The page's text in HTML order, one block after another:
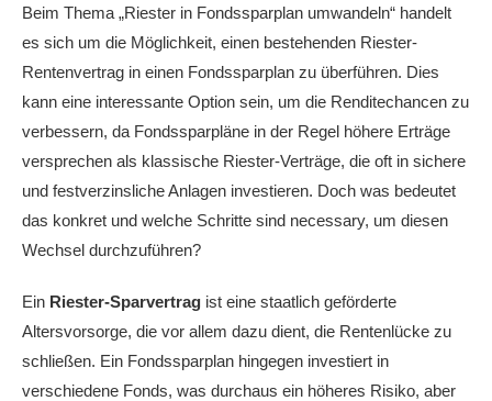
Beim Thema „Riester in Fondssparplan umwandeln“ handelt
es sich um die Möglichkeit, einen bestehenden Riester-
Rentenvertrag in einen Fondssparplan zu überführen. Dies
kann eine interessante Option sein, um die Renditechancen zu
verbessern, da Fondssparpläne in der Regel höhere Erträge
versprechen als klassische Riester-Verträge, die oft in sichere
und festverzinsliche Anlagen investieren. Doch was bedeutet
das konkret und welche Schritte sind necessary, um diesen
Wechsel durchzuführen?
Ein Riester-Sparvertrag ist eine staatlich geförderte
Altersvorsorge, die vor allem dazu dient, die Rentenlücke zu
schließen. Ein Fondssparplan hingegen investiert in
verschiedene Fonds, was durchaus ein höheres Risiko, aber